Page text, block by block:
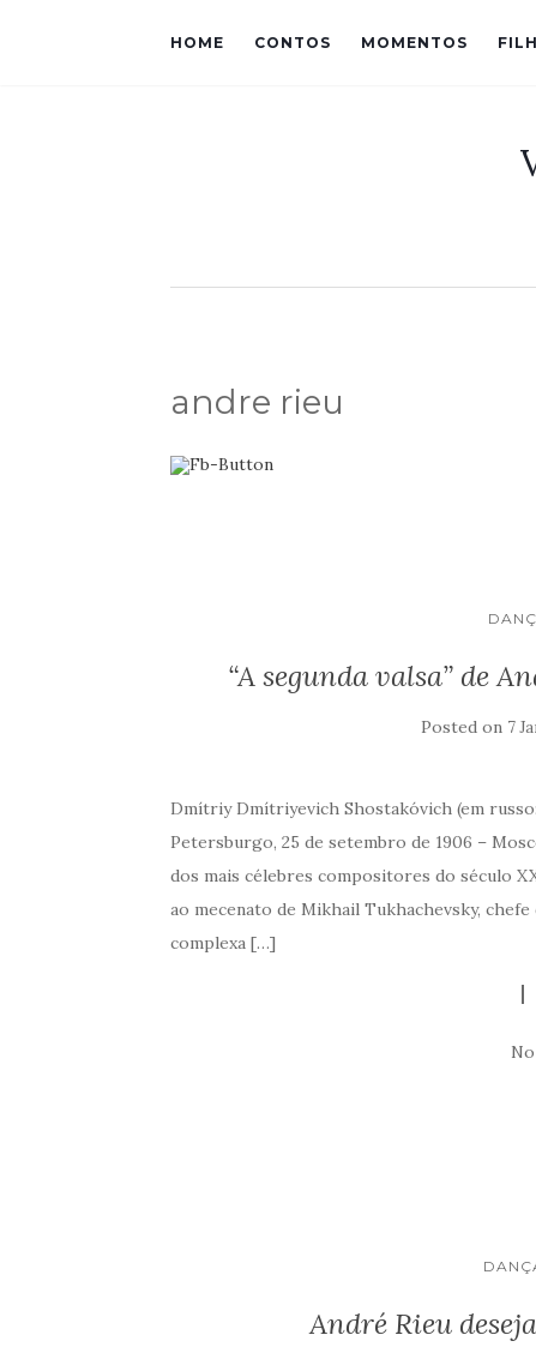
HOME CONTOS MOMENTOS
andre rieu
“A segunda valsa” de
Posted on 7
Dmítriy Dmítriyevich Shostakóvich (em
Petersburgo, 25 de setembro de 1906 –
dos mais célebres compositores do século
ao mecenato de Mikhail Tukhachevsky,
complexa […]
André Rieu